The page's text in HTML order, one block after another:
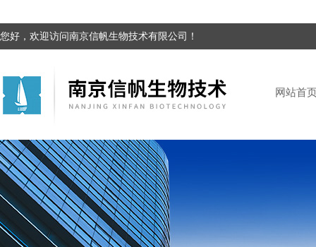
您好，欢迎访问南京信帆生物技术有限公司！
网站首